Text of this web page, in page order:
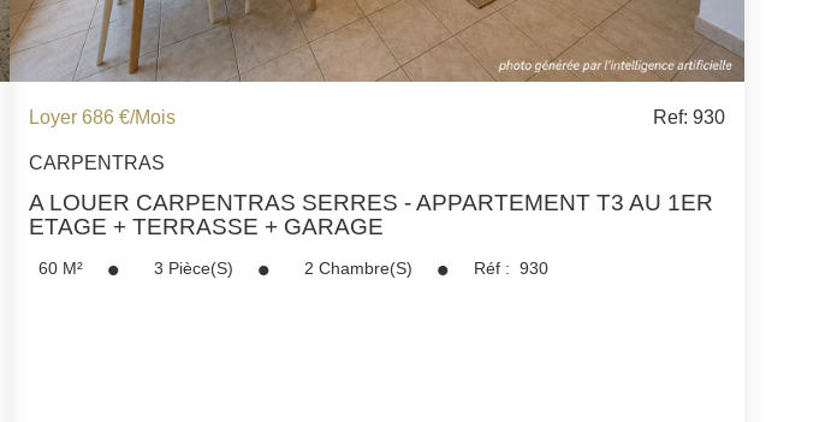
LÉGALES
Loyer 686 €/mois Ref: 930
CARPENTRAS
A LOUER CARPENTRAS SERRES - APPARTEMENT T3 AU 1ER
ETAGE + TERRASSE + GARAGE
60 M² 3 Pièce(s) 2 Chambre(s) Réf : 930